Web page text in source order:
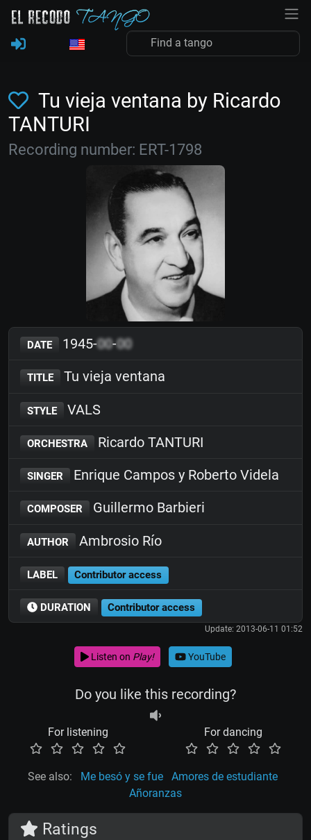
Tu vieja ventana by Ricardo
TANTURI
Recording number: ERT-1798
DATE 1945-00-00
TITLE Tu vieja ventana
STYLE VALS
ORCHESTRA Ricardo TANTURI
SINGER Enrique Campos y Roberto Videla
COMPOSER Guillermo Barbieri
AUTHOR Ambrosio Río
LABEL Contributor access
DURATION Contributor access
Update: 2013-06-11 01:52
Listen on Play! YouTube
Do you like this recording?
For listening For dancing
See also: Me besó y se fue
Amores de estudiante
Añoranzas
Ratings